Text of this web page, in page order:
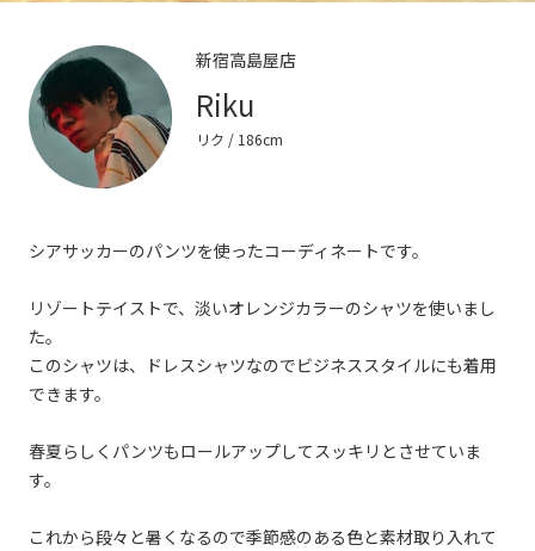
新宿高島屋店
Riku
リク / 186cm
シアサッカーのパンツを使ったコーディネートです。
リゾートテイストで、淡いオレンジカラーのシャツを使いまし
た。
このシャツは、ドレスシャツなのでビジネススタイルにも着用
できます。
春夏らしくパンツもロールアップしてスッキリとさせていま
す。
これから段々と暑くなるので季節感のある色と素材取り入れて